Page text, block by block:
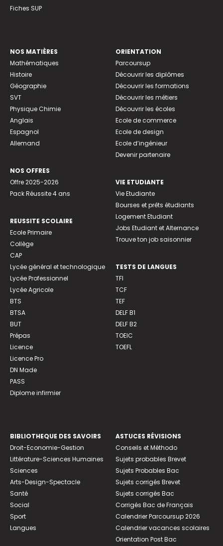
Fiches SUP
NOS MATIÈRES
Mathématiques
Histoire
Géographie
SVT
Physique Chimie
Anglais
Espagnol
Allemand
NOS OFFRES
Offre 2025-2026
Pack Réussite 4 ans
REUSSITE SCOLAIRE
Ecole Primaire
Collège
CAP
Lycée général et technologique
Lycée Professionnel
Lycée Agricole
BTS
BTSA
BUT
Prépas
Licence
Licence Pro
DN Made
PASS
Diplome infirmier
ORIENTATION
Parcoursup
Découvrir les diplômes
Découvrir les formations
Découvrir les métiers
Découvrir les écoles
Ecole de commerce
Ecole de design
Ecole d’ingénieur
Devenir partenaire
VIE ETUDIANTE
Vie Etudiante
Bourses et prêts étudiants
Logement Etudiant
Jobs Etudiant et Alternance
Trouve ton job saisonnier
TESTS DE LANGUES
TFI
TCF
TEF
DELF B1
DELF B2
TOEIC
TOEFL
BIBLIOTHEQUE DES SAVOIRS
Droit-Economie-Gestion
Littérature-Sciences Humaines
Sciences
Arts-Design-Spectacle
Santé
Social
Sport
Langues
ASTUCES RÉVISIONS
Conseils et Méthodo
Sujets probables Brevet
Sujets Probables Bac
Sujets corrigés Brevet
Sujets corrigés Bac
Corrigés Bac de Français
Calendrier Parcoursup 2026
Calendrier vacances scolaires
Orientation Post Bac